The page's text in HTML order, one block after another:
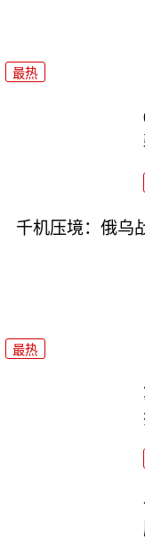
最热
千机压境：俄乌
最热